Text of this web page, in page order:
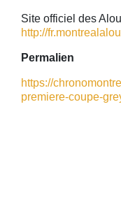
Site officiel des
http://
Permalien
https://
premiere-coupe-